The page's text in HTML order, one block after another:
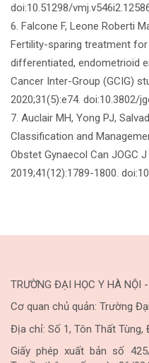
doi:10.51298/
6. Falcone F, Leone Roberti
Fertility-sparing treatment
differentiated, endometrioid
Cancer Inter-Group (GCIG)
2020;31(5):e74. doi:10.3802/
7. Auclair MH, Yong PJ,
Classification and
Obstet Gynaecol Can JOGC
2019;41(12):1789-1800.
TRƯỜNG ĐẠI HỌC Y HÀ NỘI
Cơ quan chủ quản: Trường
Địa chỉ: Số 1, Tôn Thất Tùng,
Giấy phép xuất bản số